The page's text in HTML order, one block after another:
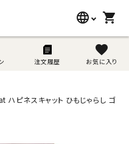
language
name
shopping_cart
注文履歴
favorite
お気に入り
search
ピネスキャット ひもじゃらし ゴ